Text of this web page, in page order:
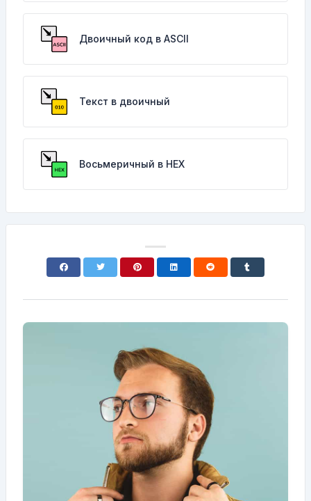
Двоичный код в ASCII
Текст в двоичный
Восьмеричный в HEX